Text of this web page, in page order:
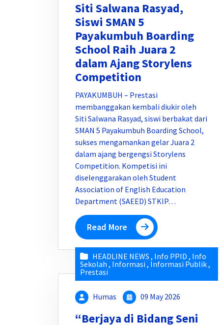
Siti Salwana Rasyad,
Siswi SMAN 5
Payakumbuh Boarding
School Raih Juara 2
dalam Ajang Storylens
Competition
PAYAKUMBUH – Prestasi
membanggakan kembali diukir oleh
Siti Salwana Rasyad, siswi berbakat dari
SMAN 5 Payakumbuh Boarding School,
sukses mengamankan gelar Juara 2
dalam ajang bergengsi Storylens
Competition. Kompetisi ini
diselenggarakan oleh Student
Association of English Education
Department (SAEED) STKIP…
Read More
HEADLINE NEWS , Info PPID , Info
Sekolah , Informasi, Informasi Publik,
Prestasi
Humas 09 May 2026
“Berjaya di Bidang Seni